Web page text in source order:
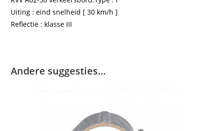
Uiting : eind snelheid [ 30 km/h ]
Reflectie : klasse III
Andere suggesties…